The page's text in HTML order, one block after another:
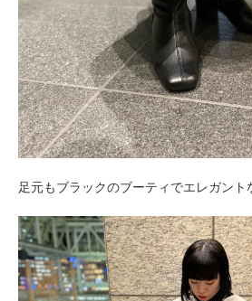
足元もブラックのブーティでエレガント